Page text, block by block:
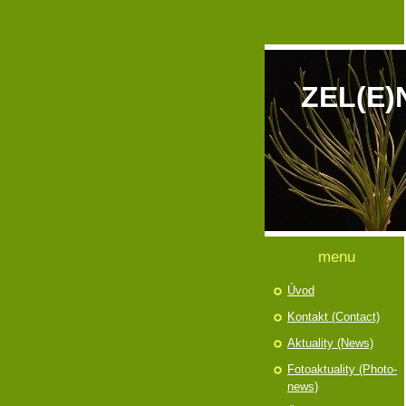
menu
Úvod
Kontakt (Contact)
Aktuality (News)
Fotoaktuality (Photo-
news)